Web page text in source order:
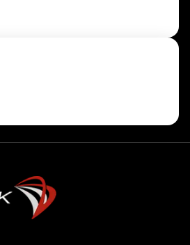
watch?v=EvmgI7cNqkUFWD86J